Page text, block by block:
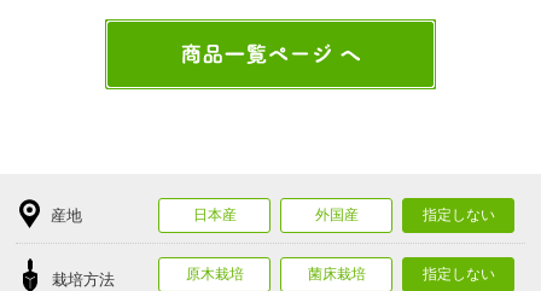
産地 日本産 外国産 指定しない
栽培方法 原木栽培 菌床栽培 指定しない